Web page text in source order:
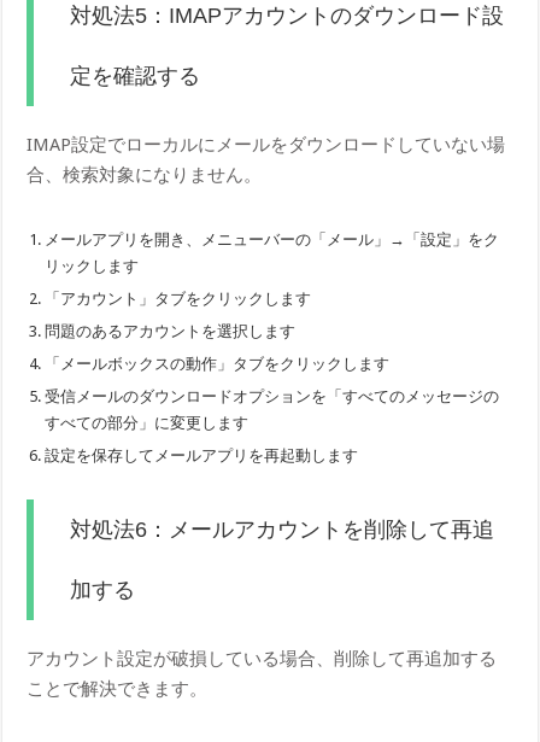
対処法5：IMAPアカウントのダウンロード設
定を確認する
IMAP設定でローカルにメールをダウンロードしていない場
合、検索対象になりません。
メールアプリを開き、メニューバーの「メール」→「設定」をク
リックします
「アカウント」タブをクリックします
問題のあるアカウントを選択します
「メールボックスの動作」タブをクリックします
受信メールのダウンロードオプションを「すべてのメッセージの
すべての部分」に変更します
設定を保存してメールアプリを再起動します
対処法6：メールアカウントを削除して再追
加する
アカウント設定が破損している場合、削除して再追加する
ことで解決できます。